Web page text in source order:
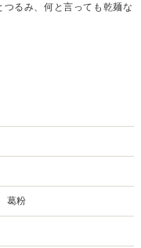
るみ、何と言っても乾麺な
葛粉